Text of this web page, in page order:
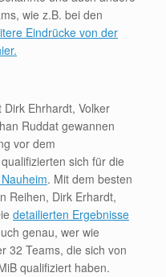
wie z.B. bei den
Eindrücke von der
Dirk Ehrhardt, Volker
Ruddat gewannen
vor dem
sich für die
. Mit dem besten
Reihen, Dirk Erhardt,
detailierten Ergebnisse
genau, wer wie
32 Teams, die sich von
qualifiziert haben.